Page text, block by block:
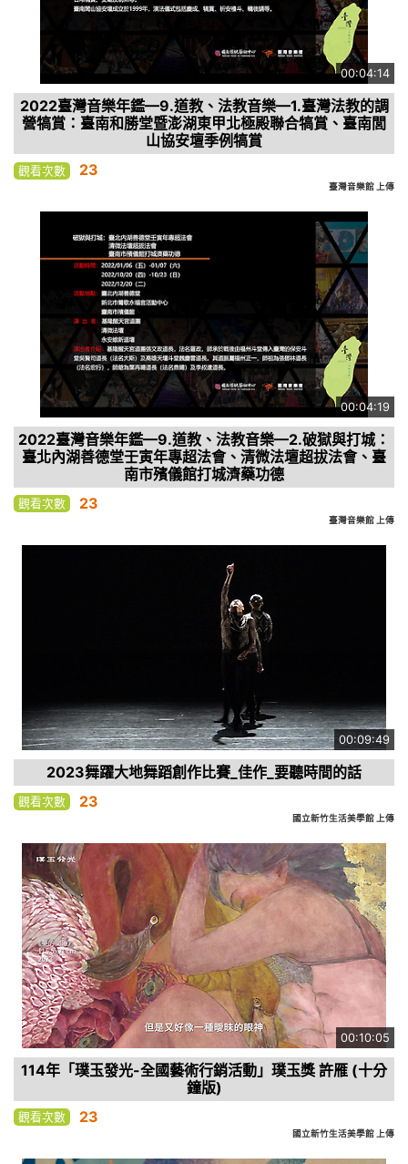
00:04:14
2022臺灣音樂年鑑—9.道教、法教音樂—1.臺灣法教的調
營犒賞：臺南和勝堂暨澎湖東甲北極殿聯合犒賞、臺南閭
山協安壇季例犒賞
觀看次數 23
臺灣音樂館 上傳
00:04:19
2022臺灣音樂年鑑—9.道教、法教音樂—2.破獄與打城：
臺北內湖善德堂壬寅年專超法會、清微法壇超拔法會、臺
南市殯儀館打城濟藥功德
觀看次數 23
臺灣音樂館 上傳
00:09:49
2023舞躍大地舞蹈創作比賽_佳作_要聽時間的話
觀看次數 23
國立新竹生活美學館 上傳
00:10:05
114年「璞玉發光-全國藝術行銷活動」璞玉獎 許雁 (十分
鐘版)
觀看次數 23
國立新竹生活美學館 上傳